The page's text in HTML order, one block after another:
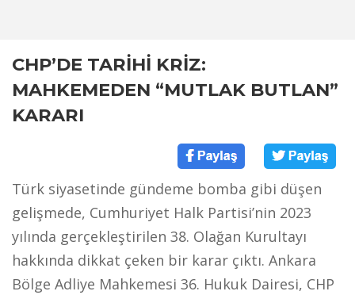
CHP’DE TARİHİ KRİZ:
MAHKEMEDEN “MUTLAK BUTLAN”
KARARI
Türk siyasetinde gündeme bomba gibi düşen
gelişmede, Cumhuriyet Halk Partisi’nin 2023
yılında gerçekleştirilen 38. Olağan Kurultayı
hakkında dikkat çeken bir karar çıktı. Ankara
Bölge Adliye Mahkemesi 36. Hukuk Dairesi, CHP